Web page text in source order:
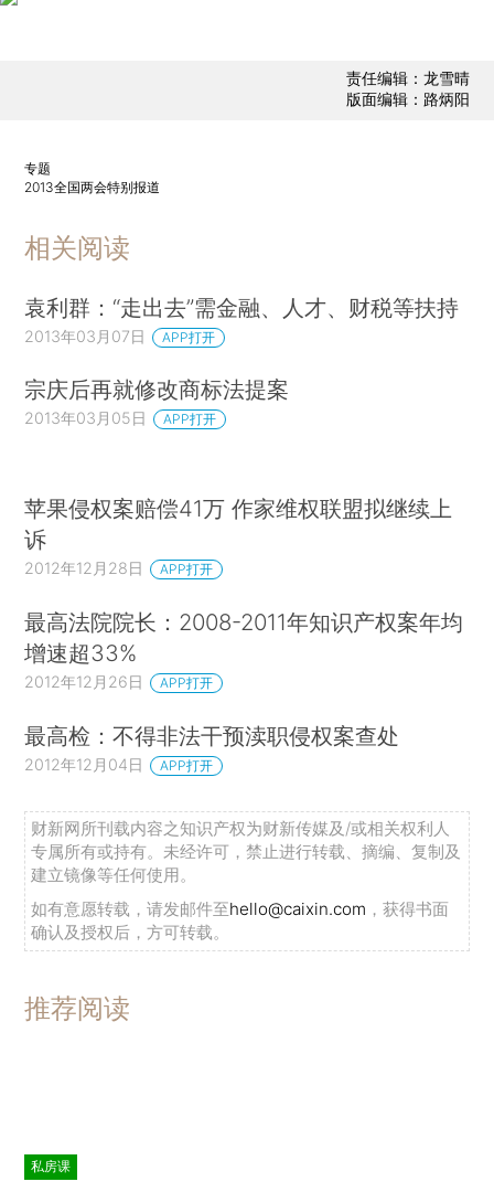
责任编辑：龙雪晴
版面编辑：路炳阳
专题
2013全国两会特别报道
相关阅读
袁利群：“走出去”需金融、人才、财税等扶持
2013年03月07日 APP打开
宗庆后再就修改商标法提案
2013年03月05日 APP打开
苹果侵权案赔偿41万 作家维权联盟拟继续上
诉
2012年12月28日 APP打开
最高法院院长：2008-2011年知识产权案年均
增速超33%
2012年12月26日 APP打开
最高检：不得非法干预渎职侵权案查处
2012年12月04日 APP打开
财新网所刊载内容之知识产权为财新传媒及/或相关权利人
专属所有或持有。未经许可，禁止进行转载、摘编、复制及
建立镜像等任何使用。
如有意愿转载，请发邮件至hello@caixin.com ，获得书面
确认及授权后，方可转载。
推荐阅读
私房课